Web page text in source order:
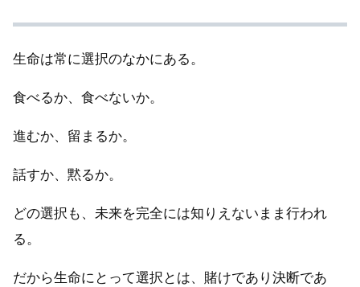
生命は常に選択のなかにある。
食べるか、食べないか。
進むか、留まるか。
話すか、黙るか。
どの選択も、未来を完全には知りえないまま行われ
る。
だから生命にとって選択とは、賭けであり決断であ